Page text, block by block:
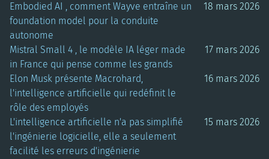
Embodied AI , comment Wayve entraîne un
foundation model pour la conduite
autonome
18 mars 2026
Mistral Small 4 , le modèle IA léger made
in France qui pense comme les grands
17 mars 2026
Elon Musk présente Macrohard,
l'intelligence artificielle qui redéfinit le
rôle des employés
16 mars 2026
L'intelligence artificielle n'a pas simplifié
l'ingénierie logicielle, elle a seulement
facilité les erreurs d'ingénierie
15 mars 2026